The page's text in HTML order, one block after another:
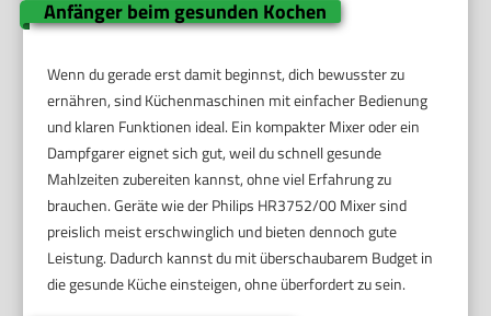
Anfänger beim gesunden Kochen
Wenn du gerade erst damit beginnst, dich bewusster zu
ernähren, sind Küchenmaschinen mit einfacher Bedienung
und klaren Funktionen ideal. Ein kompakter Mixer oder ein
Dampfgarer eignet sich gut, weil du schnell gesunde
Mahlzeiten zubereiten kannst, ohne viel Erfahrung zu
brauchen. Geräte wie der Philips HR3752/00 Mixer sind
preislich meist erschwinglich und bieten dennoch gute
Leistung. Dadurch kannst du mit überschaubarem Budget in
die gesunde Küche einsteigen, ohne überfordert zu sein.